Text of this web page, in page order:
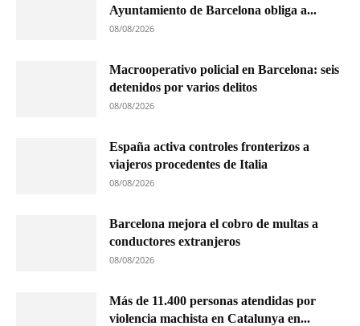
Ayuntamiento de Barcelona obliga a...
08/08/2026
Macrooperativo policial en Barcelona: seis
detenidos por varios delitos
08/08/2026
España activa controles fronterizos a
viajeros procedentes de Italia
08/08/2026
Barcelona mejora el cobro de multas a
conductores extranjeros
08/08/2026
Más de 11.400 personas atendidas por
violencia machista en Catalunya en...